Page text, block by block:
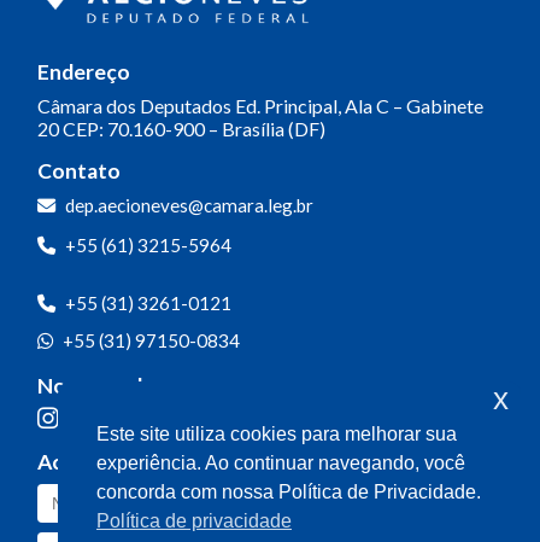
Endereço
Câmara dos Deputados Ed. Principal, Ala C – Gabinete
20CEP: 70.160-900 – Brasília (DF)
Contato
dep.aecioneves@camara.leg.br
+55 (61) 3215-5964
+55 (31) 3261-0121
+55 (31) 97150-0834
Nossas redes
Acompanhe o meu mandato
Este site utiliza cookies para melhorar sua
experiência. Ao continuar navegando, você
concorda com nossa Política de Privacidade.
Política de privacidade
x